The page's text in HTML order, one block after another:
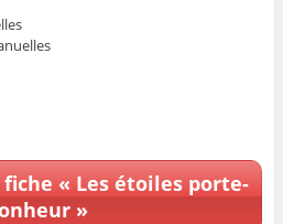
« Les étoiles porte-
»